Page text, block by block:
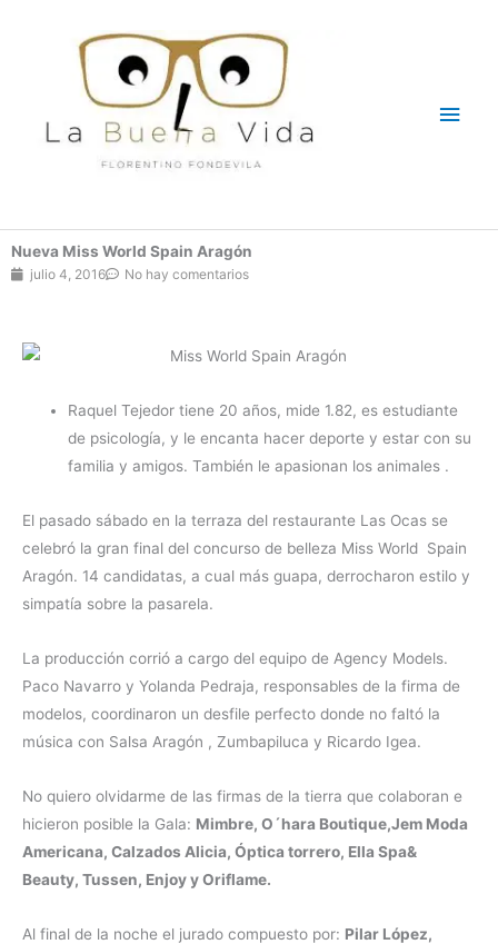
Nueva Miss World Spain Aragón
julio 4, 2016 No hay comentarios
Raquel Tejedor tiene 20 años, mide 1.82, es estudiante
de psicología, y le encanta hacer deporte y estar con su
familia y amigos. También le apasionan los animales .
El pasado sábado en la terraza del restaurante Las Ocas se
celebró la gran final del concurso de belleza Miss World Spain
Aragón. 14 candidatas, a cual más guapa, derrocharon estilo y
simpatía sobre la pasarela.
La producción corrió a cargo del equipo de Agency Models.
Paco Navarro y Yolanda Pedraja, responsables de la firma de
modelos, coordinaron un desfile perfecto donde no faltó la
música con Salsa Aragón , Zumbapiluca y Ricardo Igea.
No quiero olvidarme de las firmas de la tierra que colaboran e
hicieron posible la Gala: Mimbre, O´hara Boutique,Jem Moda
Americana, Calzados Alicia, Óptica torrero, Ella Spa&
Beauty, Tussen, Enjoy y Oriflame.
Al final de la noche el jurado compuesto por: Pilar López,